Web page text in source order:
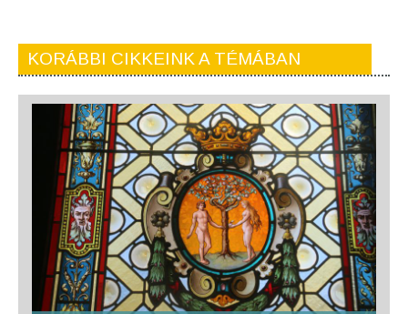
KORÁBBI CIKKEINK A TÉMÁBAN